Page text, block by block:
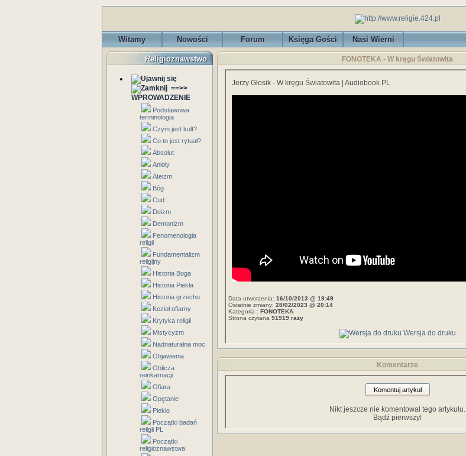
Witamy Nowości Forum Księga Gości Nasi Wierni
Religioznawstwo
==>>
WPROWADZENIE
Podstawowa
terminologia
Czym jest kult?
Co to jest rytuał?
Absolut
Anioły
Ateizm
Bóg
Cud
Deizm
Demonizm
Fenomenologia
religii
Fundamentalizm
religijny
Historia Boga
Historia Piekła
Historia grzechu
Kozioł ofiarny
Krytyka religii
Mistycyzm
Nadnaturalna moc
Objawienia
Oblicza
reinkarnacji
Ofiara
Opętanie
Piekło
Początki badań
religii PL
Początki
religioznawstwa
FONOTEKA - W kręgu Światowita
Jerzy Głosik - W kręgu Światowita | Audiobook PL
Data utworzenia: 16/10/2013 @ 19:49
Ostatnie zmiany: 28/02/2023 @ 20:14
Kategoria : FONOTEKA
Strona czytana 91919 razy
Wersja do druku
Komentarze
Komentuj artykuł
Nikt jeszcze nie komentował tego artykułu.
Bądź pierwszy!